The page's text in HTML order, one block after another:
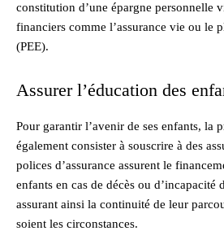
constitution d’une épargne personnelle
financiers comme l’assurance vie ou le
(PEE).
Assurer l’éducation des
Pour garantir l’avenir de ses enfants, la
également consister à souscrire à des
polices d’assurance assurent le
enfants en cas de décès ou d’incapacité
assurant ainsi la continuité de leur
soient les circonstances.